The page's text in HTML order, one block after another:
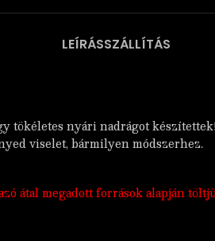
LEÍRÁSSZÁLLÍTÁS
tökéletes nyári nadrágot
viselet, bármilyen módszerhez.
átal megadott források alapján